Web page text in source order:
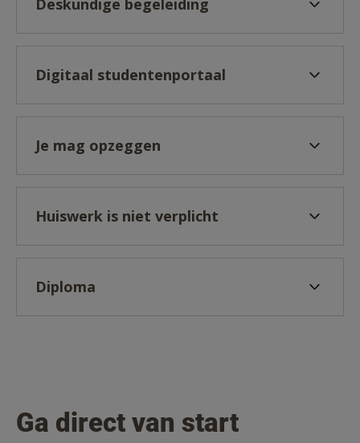
Deskundige begeleiding
Digitaal studentenportaal
Je mag opzeggen
Huiswerk is niet verplicht
Diploma
Ga direct van start